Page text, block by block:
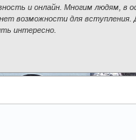
и онлайн. Многим людям, в
возможности для
интересно.